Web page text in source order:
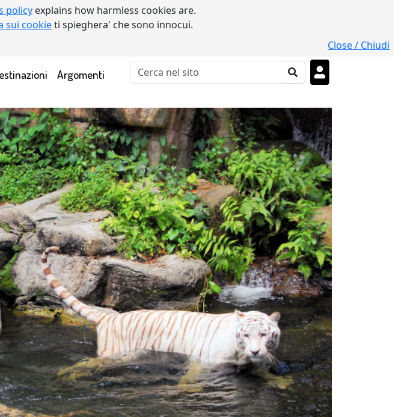
policy explains how harmless cookies are.
sui cookieti spieghera' che sono innocui.
Close / Chiudi
Argomenti